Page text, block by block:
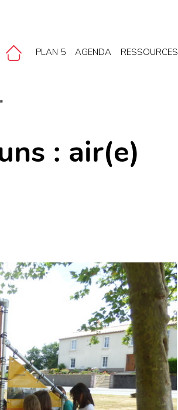
PLAN 5 AGENDA RESSOURCES
: air(e)